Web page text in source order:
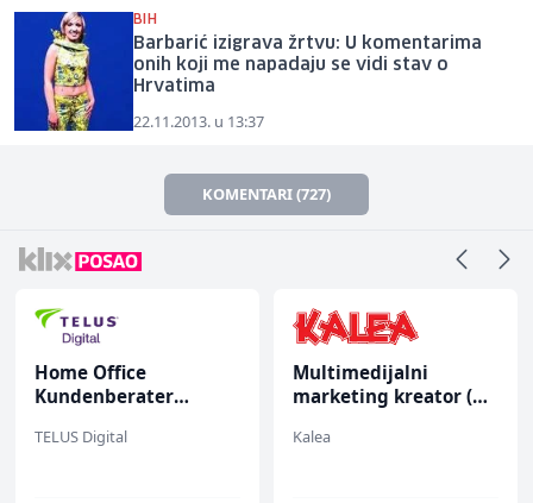
BIH
Barbarić izigrava žrtvu: U komentarima
onih koji me napadaju se vidi stav o
Hrvatima
22.11.2013. u 13:37
KOMENTARI (727)
Home Office
Kundenberater
TELUS Digital
Multimedijalni
marketing kreator (m/
Kalea